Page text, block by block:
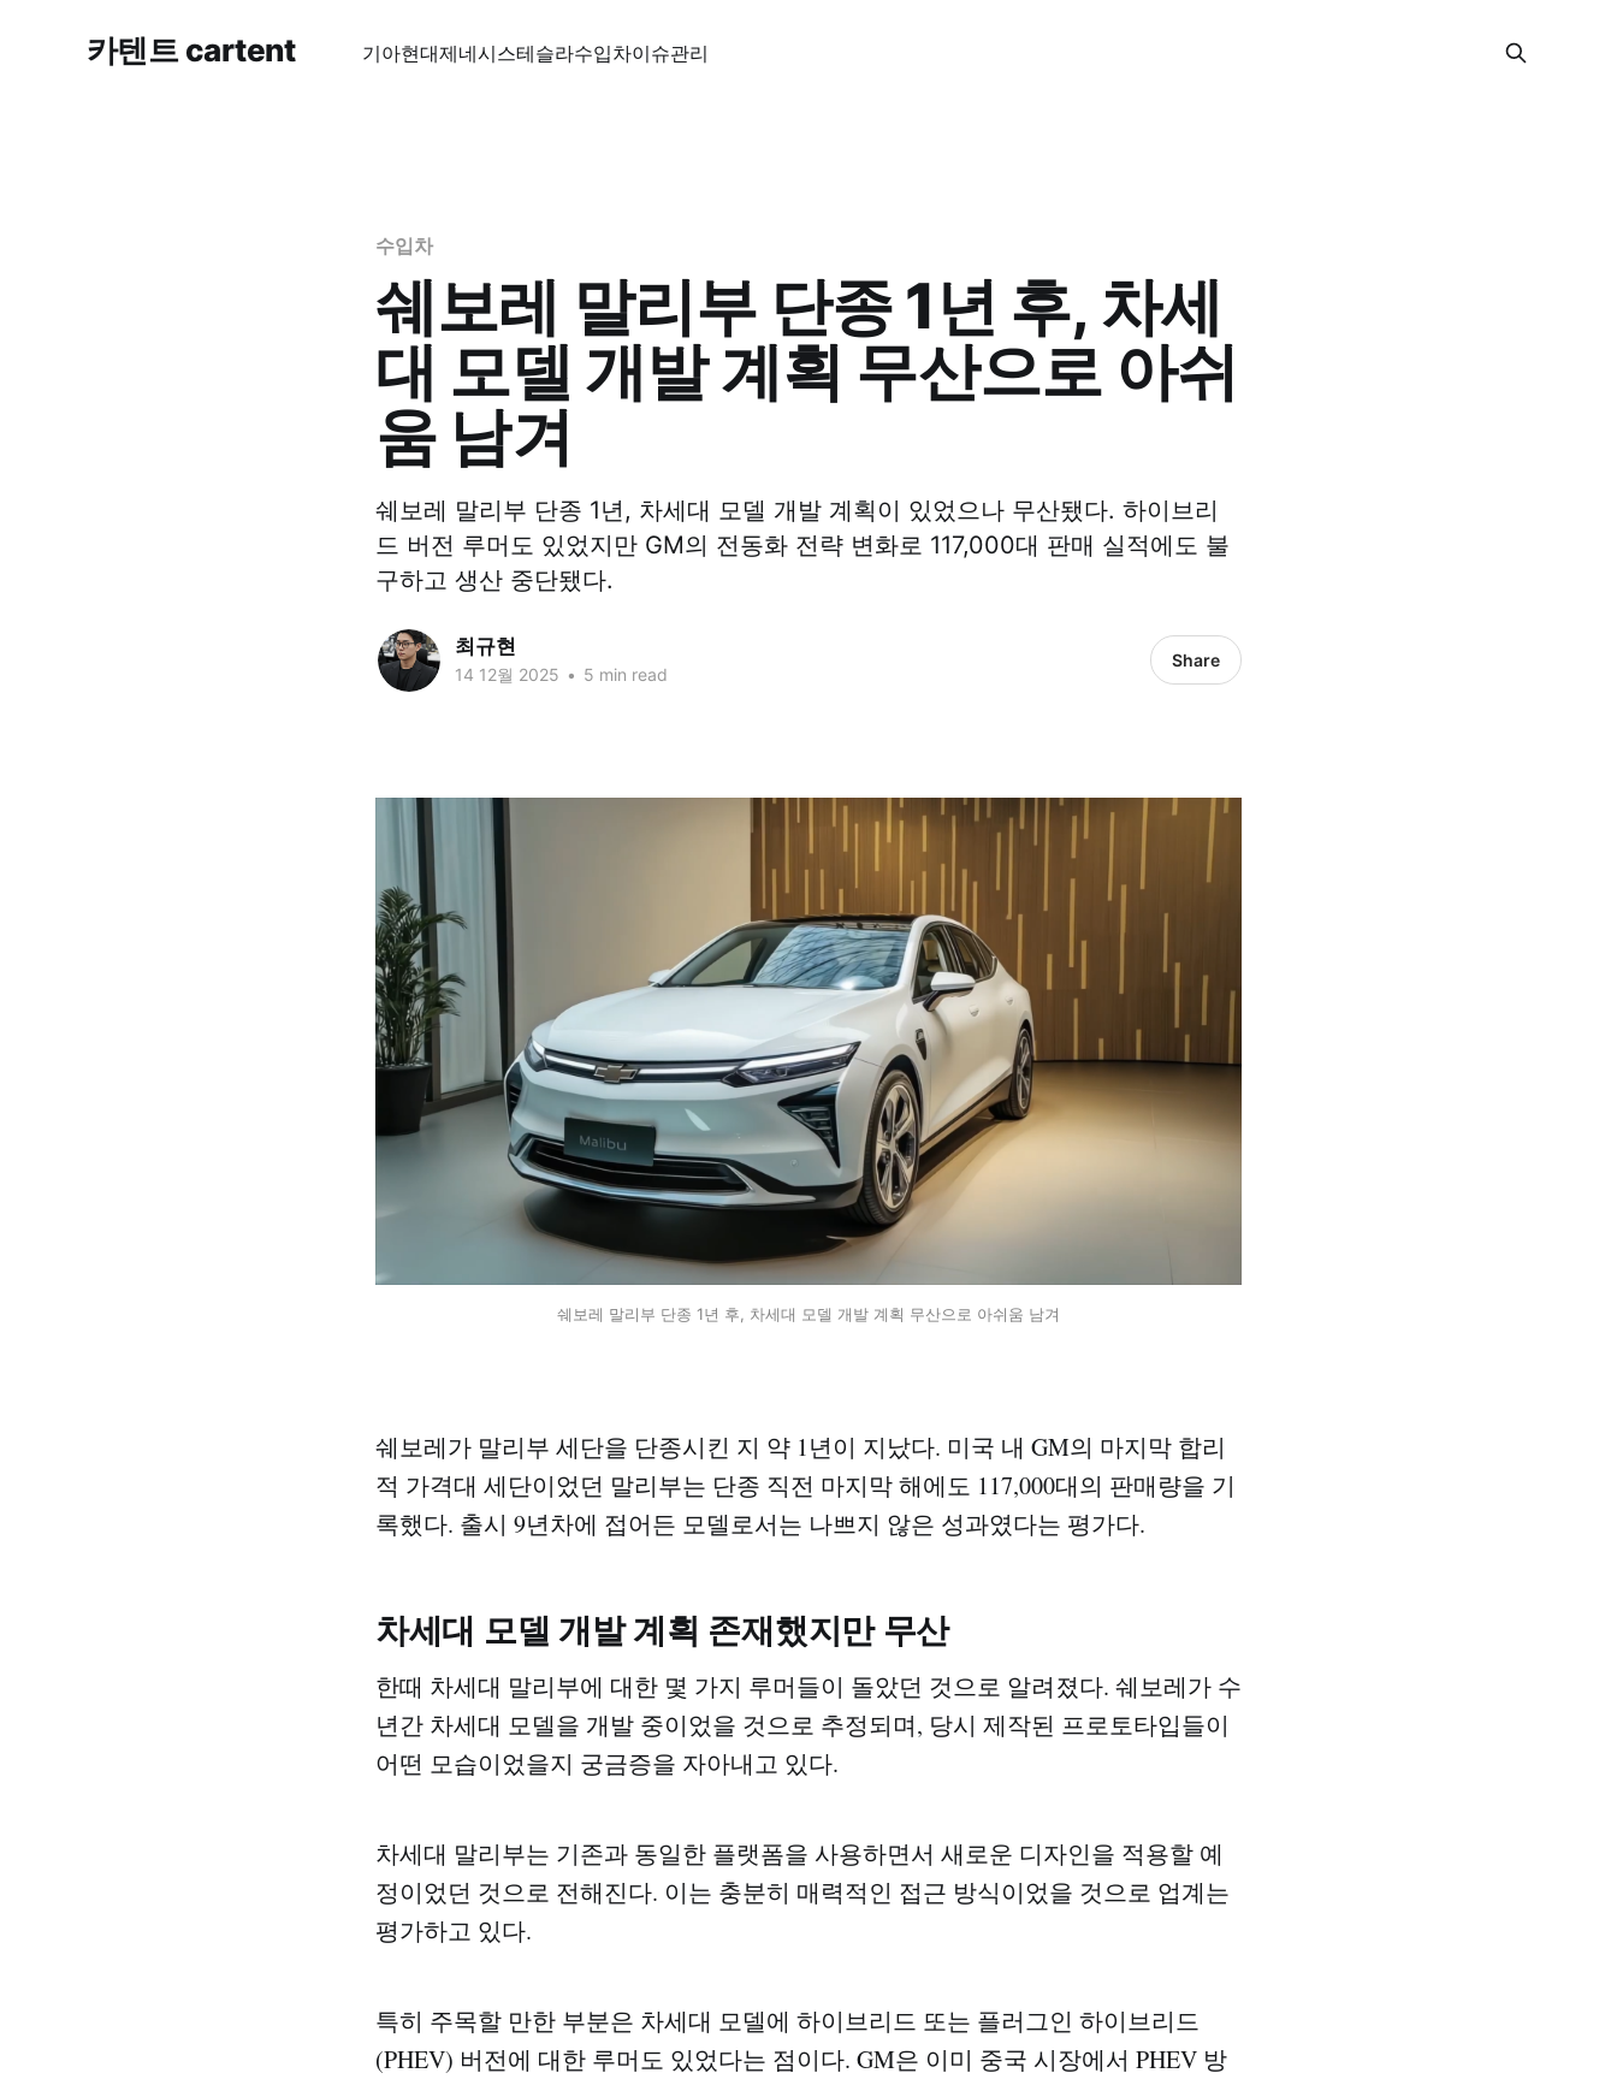
카텐트 cartent 기아현대제네시스테슬라수입차이슈관리
수입차
쉐보레 말리부 단종 1년 후, 차세
대 모델 개발 계획 무산으로 아쉬
움 남겨
쉐보레 말리부 단종 1년, 차세대 모델 개발 계획이 있었으나 무산됐다. 하이브리
드 버전 루머도 있었지만 GM의 전동화 전략 변화로 117,000대 판매 실적에도 불
구하고 생산 중단됐다.
최규현
14 12월 2025 • 5 min read
Share
쉐보레 말리부 단종 1년 후, 차세대 모델 개발 계획 무산으로 아쉬움 남겨
쉐보레가 말리부 세단을 단종시킨 지 약 1년이 지났다. 미국 내 GM의 마지막 합리
적 가격대 세단이었던 말리부는 단종 직전 마지막 해에도 117,000대의 판매량을 기
록했다. 출시 9년차에 접어든 모델로서는 나쁘지 않은 성과였다는 평가다.
차세대 모델 개발 계획 존재했지만 무산
한때 차세대 말리부에 대한 몇 가지 루머들이 돌았던 것으로 알려졌다. 쉐보레가 수
년간 차세대 모델을 개발 중이었을 것으로 추정되며, 당시 제작된 프로토타입들이
어떤 모습이었을지 궁금증을 자아내고 있다.
차세대 말리부는 기존과 동일한 플랫폼을 사용하면서 새로운 디자인을 적용할 예
정이었던 것으로 전해진다. 이는 충분히 매력적인 접근 방식이었을 것으로 업계는
평가하고 있다.
특히 주목할 만한 부분은 차세대 모델에 하이브리드 또는 플러그인 하이브리드
(PHEV) 버전에 대한 루머도 있었다는 점이다. GM은 이미 중국 시장에서 PHEV 방